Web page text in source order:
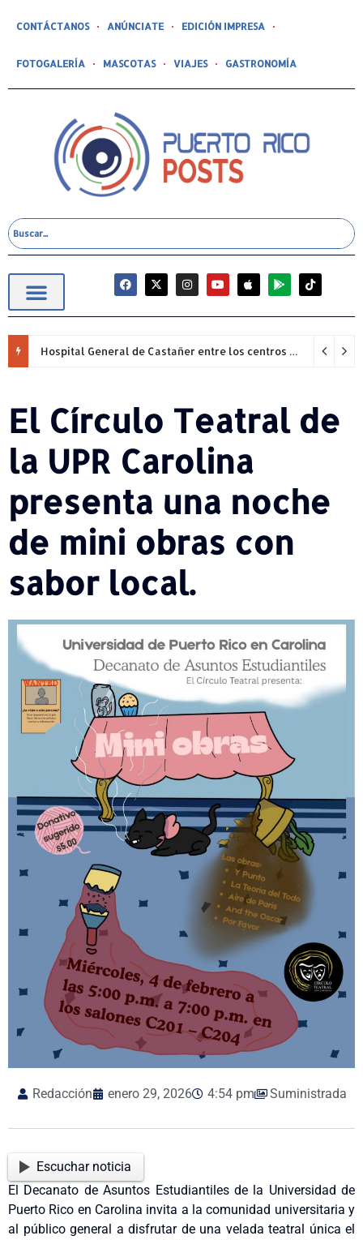
CONTÁCTANOS ANÚNCIATE EDICIÓN IMPRESA
FOTOGALERÍA MASCOTAS VIAJES GASTRONOMÍA
Hospital General de Castañer entre los centros de salud comunitarios con mejor desempeño clínico de Estados Unidos
El Círculo Teatral de
la UPR Carolina
presenta una noche
de mini obras con
sabor local.
Redacción enero 29, 2026 4:54 pm Suministrada
Escuchar noticia
El Decanato de Asuntos Estudiantiles de la Universidad de
Puerto Rico en Carolina invita a la comunidad universitaria y
al público general a disfrutar de una velada teatral única el